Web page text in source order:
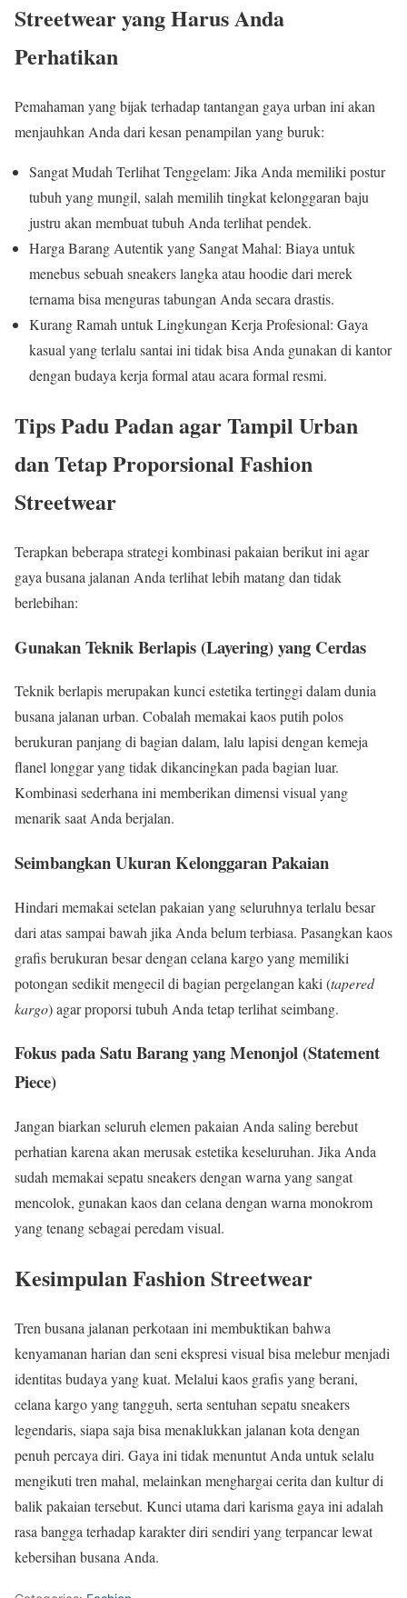
Streetwear yang Harus Anda
Perhatikan
Pemahaman yang bijak terhadap tantangan gaya urban ini akan
menjauhkan Anda dari kesan penampilan yang buruk:
Sangat Mudah Terlihat Tenggelam: Jika Anda memiliki postur
tubuh yang mungil, salah memilih tingkat kelonggaran baju
justru akan membuat tubuh Anda terlihat pendek.
Harga Barang Autentik yang Sangat Mahal: Biaya untuk
menebus sebuah sneakers langka atau hoodie dari merek
ternama bisa menguras tabungan Anda secara drastis.
Kurang Ramah untuk Lingkungan Kerja Profesional: Gaya
kasual yang terlalu santai ini tidak bisa Anda gunakan di kantor
dengan budaya kerja formal atau acara formal resmi.
Tips Padu Padan agar Tampil Urban
dan Tetap Proporsional Fashion
Streetwear
Terapkan beberapa strategi kombinasi pakaian berikut ini agar
gaya busana jalanan Anda terlihat lebih matang dan tidak
berlebihan:
Gunakan Teknik Berlapis (Layering) yang Cerdas
Teknik berlapis merupakan kunci estetika tertinggi dalam dunia
busana jalanan urban. Cobalah memakai kaos putih polos
berukuran panjang di bagian dalam, lalu lapisi dengan kemeja
flanel longgar yang tidak dikancingkan pada bagian luar.
Kombinasi sederhana ini memberikan dimensi visual yang
menarik saat Anda berjalan.
Seimbangkan Ukuran Kelonggaran Pakaian
Hindari memakai setelan pakaian yang seluruhnya terlalu besar
dari atas sampai bawah jika Anda belum terbiasa. Pasangkan kaos
grafis berukuran besar dengan celana kargo yang memiliki
potongan sedikit mengecil di bagian pergelangan kaki (tapered
kargo) agar proporsi tubuh Anda tetap terlihat seimbang.
Fokus pada Satu Barang yang Menonjol (Statement
Piece)
Jangan biarkan seluruh elemen pakaian Anda saling berebut
perhatian karena akan merusak estetika keseluruhan. Jika Anda
sudah memakai sepatu sneakers dengan warna yang sangat
mencolok, gunakan kaos dan celana dengan warna monokrom
yang tenang sebagai peredam visual.
Kesimpulan Fashion Streetwear
Tren busana jalanan perkotaan ini membuktikan bahwa
kenyamanan harian dan seni ekspresi visual bisa melebur menjadi
identitas budaya yang kuat. Melalui kaos grafis yang berani,
celana kargo yang tangguh, serta sentuhan sepatu sneakers
legendaris, siapa saja bisa menaklukkan jalanan kota dengan
penuh percaya diri. Gaya ini tidak menuntut Anda untuk selalu
mengikuti tren mahal, melainkan menghargai cerita dan kultur di
balik pakaian tersebut. Kunci utama dari karisma gaya ini adalah
rasa bangga terhadap karakter diri sendiri yang terpancar lewat
kebersihan busana Anda.